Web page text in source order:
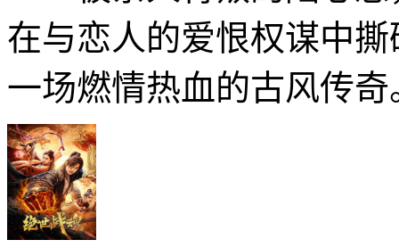
在与恋人的爱恨权谋中
一场燃情热血的古风传